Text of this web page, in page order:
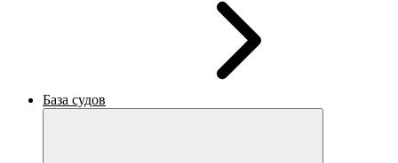
База судов